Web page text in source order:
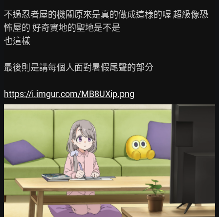
不過忍者屋的機關原來是真的做成這樣的喔 超級像恐
怖屋的 好奇實地的聖地是不是
也這樣
最後則是講每個人面對暑假尾聲的部分
https://i.imgur.com/MB8UXip.png